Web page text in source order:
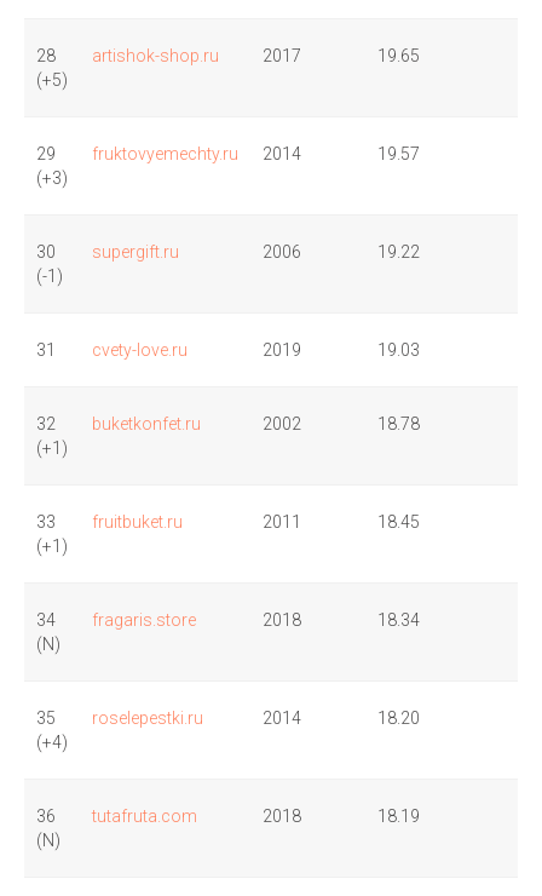
28
(+5)
artishok-shop.ru 2017 19.65
29
(+3)
fruktovyemechty.ru 2014 19.57
30
(-1)
supergift.ru 2006 19.22
31 cvety-love.ru 2019 19.03
32
(+1)
buketkonfet.ru 2002 18.78
33
(+1)
fruitbuket.ru 2011 18.45
34
(N)
fragaris.store 2018 18.34
35
(+4)
roselepestki.ru 2014 18.20
36
(N)
tutafruta.com 2018 18.19